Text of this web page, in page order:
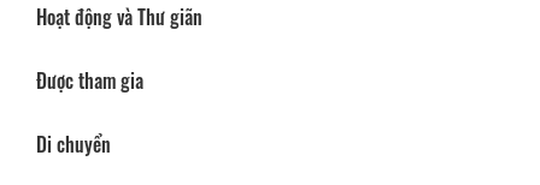
Hoạt động và Thư giãn
Được tham gia
Di chuyển